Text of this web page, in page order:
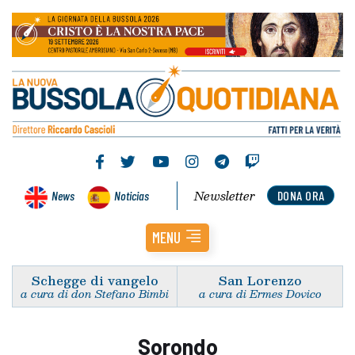
News Noticias DONA ORA
Newsletter
MENU
Schegge di vangelo
a cura di don Stefano Bimbi
San Lorenzo
a cura di Ermes Dovico
Sorondo